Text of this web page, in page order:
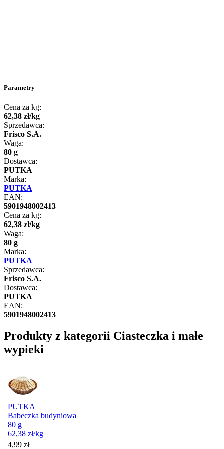
Parametry
Cena za kg:
62,38 zł/kg
Sprzedawca:
Frisco S.A.
Waga:
80 g
Dostawca:
PUTKA
Marka:
PUTKA
EAN:
5901948002413
Cena za kg:
62,38 zł/kg
Waga:
80 g
Marka:
PUTKA
Sprzedawca:
Frisco S.A.
Dostawca:
PUTKA
EAN:
5901948002413
Produkty z kategorii Ciasteczka i małe
wypieki
PUTKA
Babeczka budyniowa
80 g
62,38 zł/kg
Cena
4,99 zł